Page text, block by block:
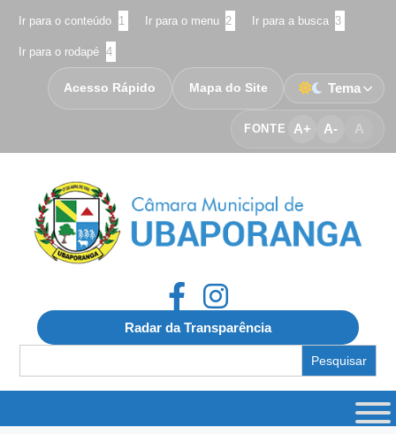
Ir para o conteúdo 1 Ir para o menu 2 Ir para a busca 3
Ir para o rodapé 4
FONTE A+ A- A
Acesso Rápido Mapa do Site Tema
Radar da Transparência
for: